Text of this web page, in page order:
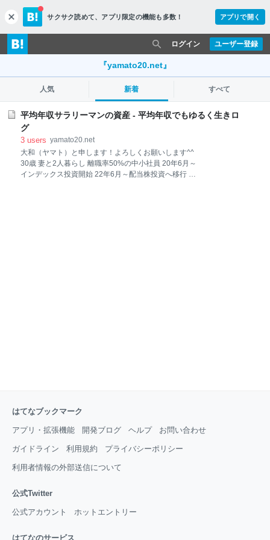
c
l
o
s
サクサク読めて、 アプリ限定の機能も多数！ アプリで開く
ユーザー登録
ログイン
『yamato20.net』
人気 新着 すべて
平均年収サラリーマンの資産 - 平均年収でもゆるく生きロ
グ
3 users yamato20.net
大和（ヤマト）と申します！よろしくお願いします^^
30歳 妻と2人暮らし 離職率50%の中小社員 20年6月～
インデックス投資開始 22年6月～配当株投資へ移行 米
はてなブックマーク
アプリ・拡張機能 開発ブログ ヘルプ お問い合わせ
ガイドライン 利用規約 プライバシーポリシー
利用者情報の外部送信について
公式Twitter
公式アカウント ホットエントリー
はてなのサービス